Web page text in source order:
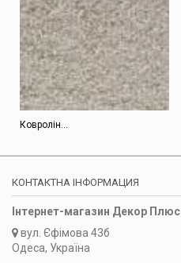
Ковролін...
КОНТАКТНА ІНФОРМАЦИЯ
Інтернет-магазин Декор Плюс
вул. Єфімова 43б
Одеса, Україна